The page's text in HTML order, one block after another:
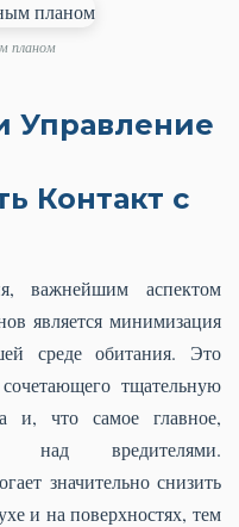
планом
Управление
Контакт с
важнейшим аспектом
является минимизация
среде обитания. Это
тщательную
и, что самое главное,
над вредителями.
значительно снизить
и на поверхностях, тем